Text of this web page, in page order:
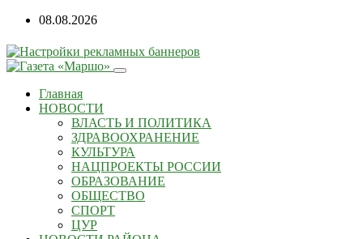
08.08.2026
Главная
НОВОСТИ
ВЛАСТЬ И ПОЛИТИКА
ЗДРАВООХРАНЕНИЕ
КУЛЬТУРА
НАЦПРОЕКТЫ РОССИИ
ОБРАЗОВАНИЕ
ОБЩЕСТВО
СПОРТ
ЦУР